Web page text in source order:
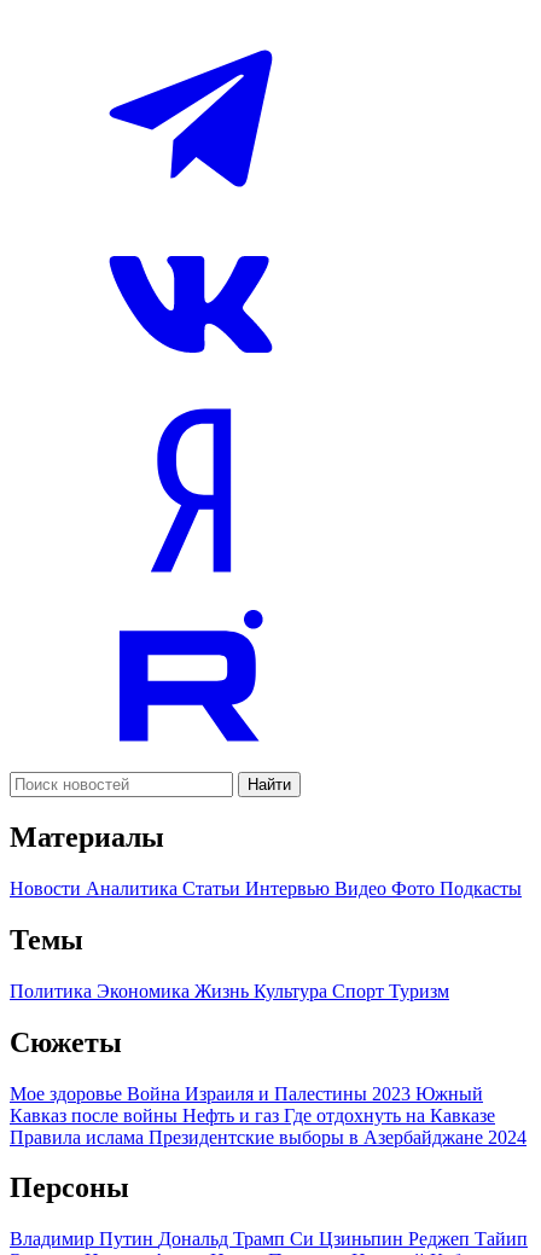
Найти
Материалы
Новости Аналитика Статьи Интервью Видео Фото Подкасты
Темы
Политика Экономика Жизнь Культура Спорт Туризм
Сюжеты
Мое здоровье Война Израиля и Палестины 2023 Южный
Кавказ после войны Нефть и газ Где отдохнуть на Кавказе
Правила ислама Президентские выборы в Азербайджане 2024
Персоны
Владимир Путин Дональд Трамп Си Цзиньпин Реджеп Тайип